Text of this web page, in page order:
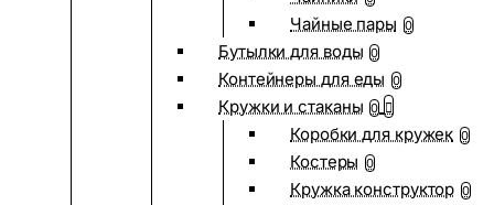
Чайные пары 0
Бутылки для воды 0
Контейнеры для еды 0
Кружки и стаканы 0
Коробки для кружек 0
Костеры 0
Кружка конструктор 0